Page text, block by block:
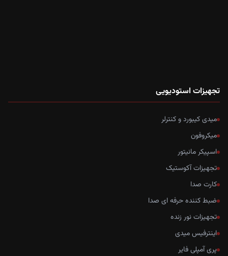
تجهیزات استودیویی
میدی کیبورد و کنترلر
میکروفون
اسپیکر مانیتور
تجهیزات آکوستیک
کارت صدا
ضبط کننده حرفه ای صدا
تجهیزات نور زنده
اینترفیس میدی
پری آمپلی فایر